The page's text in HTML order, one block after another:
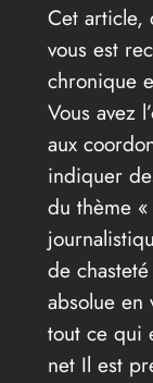
Cet article,
vous est
chronique
Vous avez
aux
indiquer
du thème
de
absolue en
tout ce qui
net Il est